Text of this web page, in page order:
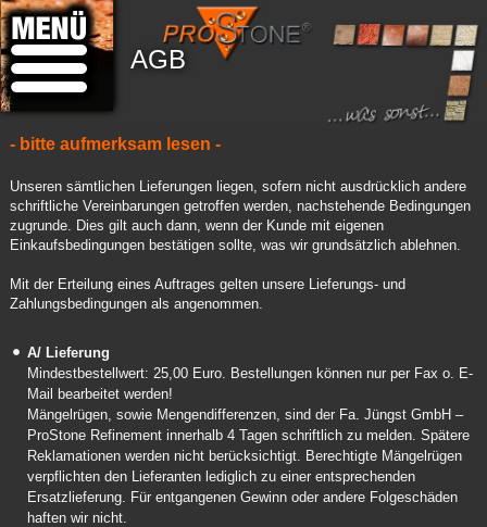
AGB
- bitte aufmerksam lesen -
Unseren sämtlichen Lieferungen liegen, sofern nicht ausdrücklich andere
schriftliche Vereinbarungen getroffen werden, nachstehende Bedingungen
zugrunde. Dies gilt auch dann, wenn der Kunde mit eigenen
Einkaufsbedingungen bestätigen sollte, was wir grundsätzlich ablehnen.
Mit der Erteilung eines Auftrages gelten unsere Lieferungs- und
Zahlungsbedingungen als angenommen.
A/ Lieferung
Mindestbestellwert: 25,00 Euro. Bestellungen können nur per Fax o. E-
Mail bearbeitet werden!
Mängelrügen, sowie Mengendifferenzen, sind der Fa. Jüngst GmbH –
ProStone Refinement innerhalb 4 Tagen schriftlich zu melden. Spätere
Reklamationen werden nicht berücksichtigt. Berechtigte Mängelrügen
verpflichten den Lieferanten lediglich zu einer entsprechenden
Ersatzlieferung. Für entgangenen Gewinn oder andere Folgeschäden
haften wir nicht.